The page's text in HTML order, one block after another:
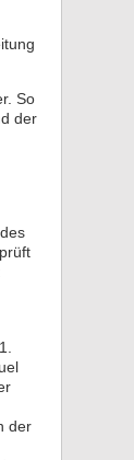
So
der
der